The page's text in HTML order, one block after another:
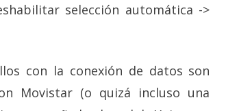
selección automática ->
con la conexión de datos son
Movistar (o quizá incluso una